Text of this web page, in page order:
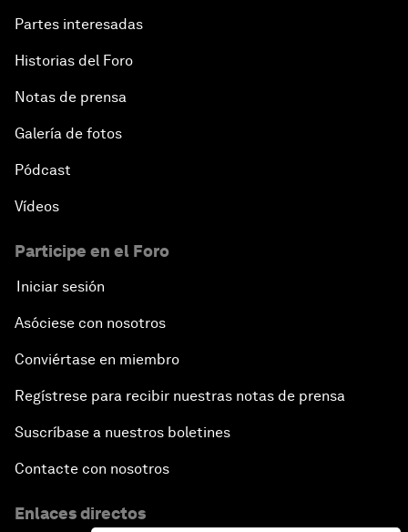
Partes interesadas
Historias del Foro
Notas de prensa
Galería de fotos
Pódcast
Vídeos
Participe en el Foro
Iniciar sesión
Asóciese con nosotros
Conviértase en miembro
Regístrese para recibir nuestras notas de prensa
Suscríbase a nuestros boletines
Contacte con nosotros
Enlaces directos